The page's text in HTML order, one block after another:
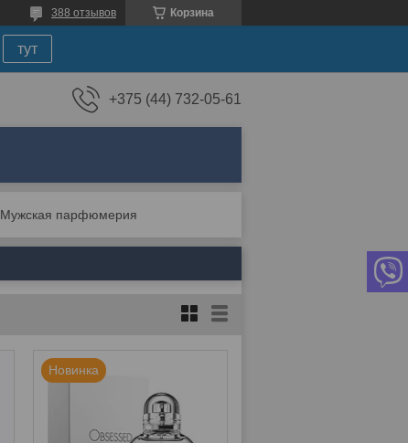
Корзина
388 отзывов
тут
+375 (44) 732-05-61
Мужская парфюмерия
Новинка